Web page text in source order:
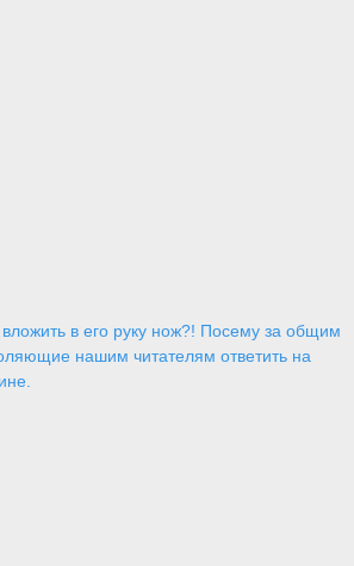
в его руку нож?! Посему за общим
нашим читателям ответить на